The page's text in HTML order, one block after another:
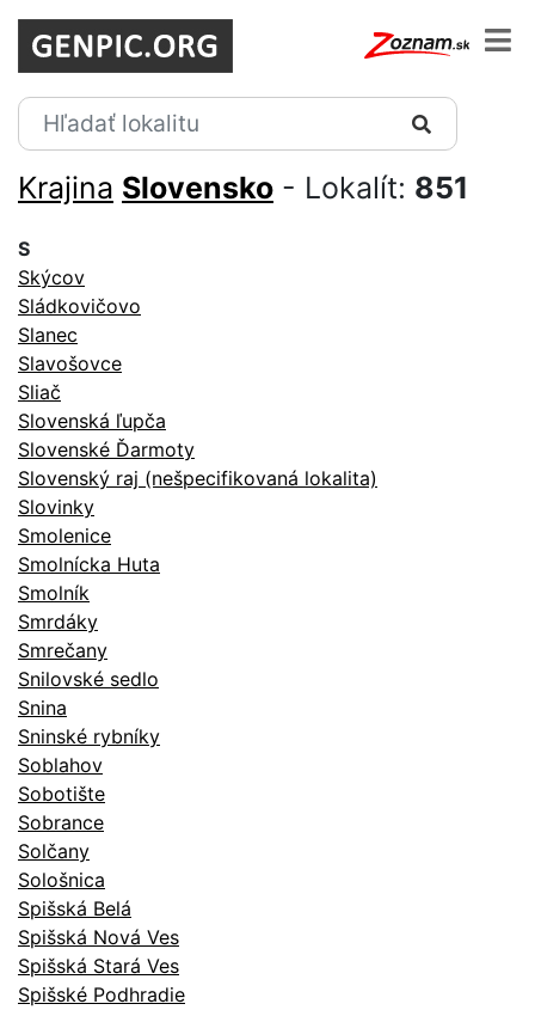
Krajina Slovensko - Lokalít: 851
S
Skýcov
Sládkovičovo
Slanec
Slavošovce
Sliač
Slovenská ľupča
Slovenské Ďarmoty
Slovenský raj (nešpecifikovaná lokalita)
Slovinky
Smolenice
Smolnícka Huta
Smolník
Smrdáky
Smrečany
Snilovské sedlo
Snina
Sninské rybníky
Soblahov
Sobotište
Sobrance
Solčany
Sološnica
Spišská Belá
Spišská Nová Ves
Spišská Stará Ves
Spišské Podhradie